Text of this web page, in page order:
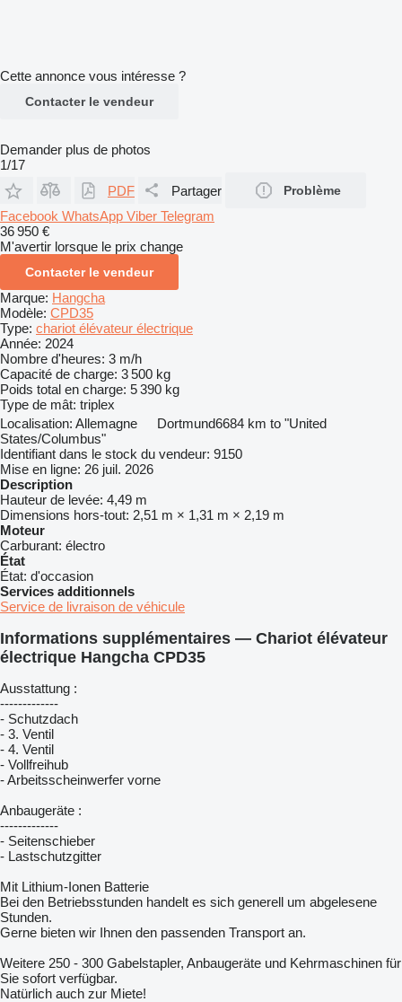
Cette annonce vous intéresse ?
Contacter le vendeur
Demander plus de photos
1/17
PDF
Partager Problème
Facebook WhatsApp Viber Telegram
36 950 €
M'avertir lorsque le prix change
Contacter le vendeur
Marque: Hangcha
Modèle: CPD35
Type: chariot élévateur électrique
Année: 2024
Nombre d'heures: 3 m/h
Capacité de charge: 3 500 kg
Poids total en charge: 5 390 kg
Type de mât: triplex
Localisation: Allemagne Dortmund6684 km to "United
States/Columbus"
Identifiant dans le stock du vendeur: 9150
Mise en ligne: 26 juil. 2026
Description
Hauteur de levée: 4,49 m
Dimensions hors-tout: 2,51 m × 1,31 m × 2,19 m
Moteur
Carburant: électro
État
État: d'occasion
Services additionnels
Service de livraison de véhicule
Informations supplémentaires — Chariot élévateur
électrique Hangcha CPD35
Ausstattung :
-------------
- Schutzdach
- 3. Ventil
- 4. Ventil
- Vollfreihub
- Arbeitsscheinwerfer vorne
Anbaugeräte :
-------------
- Seitenschieber
- Lastschutzgitter
Mit Lithium-Ionen Batterie
Bei den Betriebsstunden handelt es sich generell um abgelesene
Stunden.
Gerne bieten wir Ihnen den passenden Transport an.
Weitere 250 - 300 Gabelstapler, Anbaugeräte und Kehrmaschinen für
Sie sofort verfügbar.
Natürlich auch zur Miete!